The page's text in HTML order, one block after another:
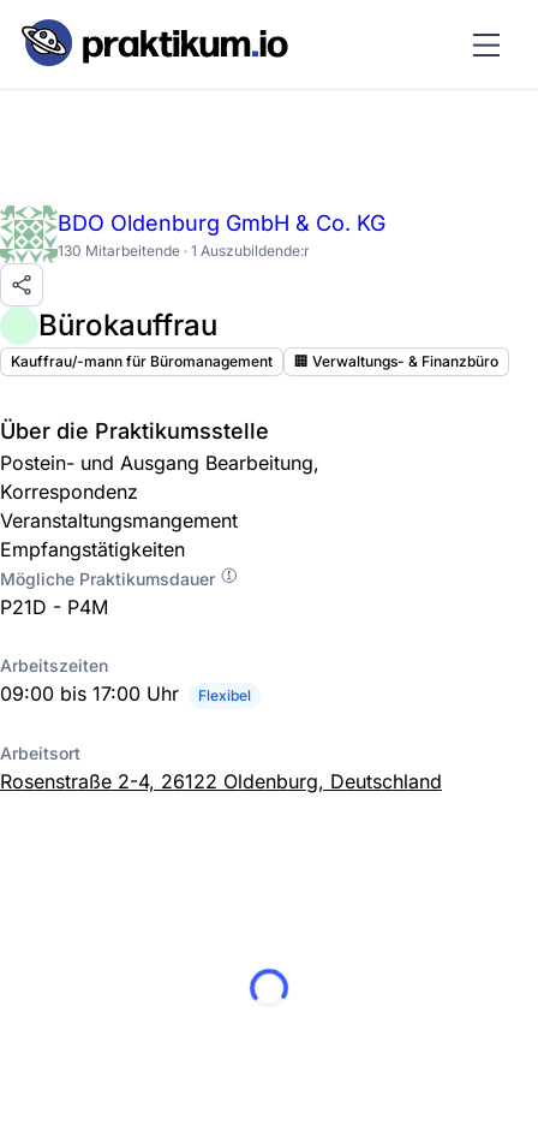
BDO Oldenburg GmbH & Co. KG
130 Mitarbeitende · 1 Auszubildende:r
Bürokauffrau
Kauffrau/-mann für Büromanagement 🏢 Verwaltungs- & Finanzbüro
Über die Praktikumsstelle
Postein- und Ausgang Bearbeitung,
Korrespondenz
Veranstaltungsmangement
Empfangstätigkeiten
Mögliche Praktikumsdauer
P21D - P4M
Arbeitszeiten
09:00 bis 17:00 Uhr Flexibel
Arbeitsort
Rosenstraße 2-4, 26122 Oldenburg, Deutschland